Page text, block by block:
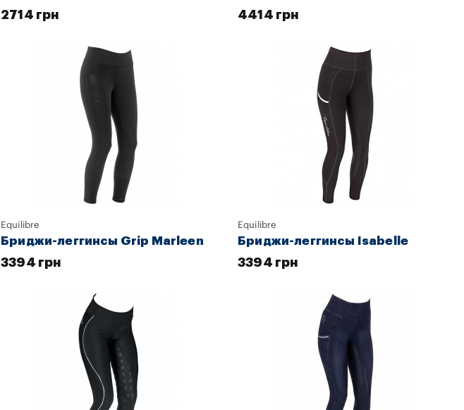
2714 грн 4414 грн
Equilibre
Бриджи-леггинсы Grip Marleen
3394 грн
Equilibre
Бриджи-леггинсы Isabelle
3394 грн